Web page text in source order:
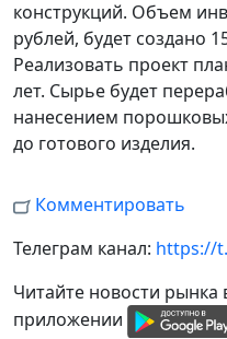
конструкций. Объем
рублей, будет создано
Реализовать проект
лет. Сырье будет
нанесением
до готового изделия.
Комментировать
Телеграм канал: https://
Читайте новости
приложении